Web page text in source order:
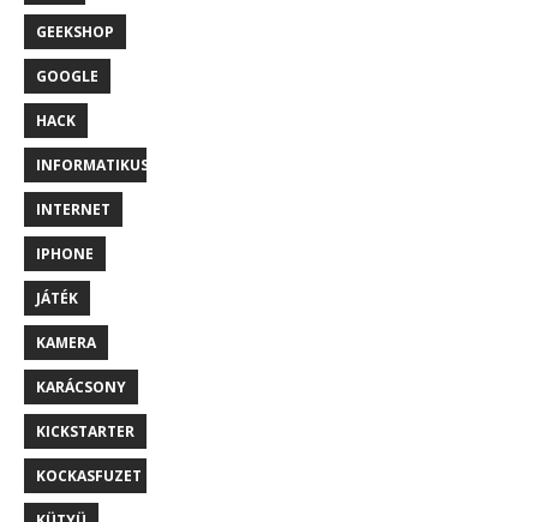
GEEKSHOP
GOOGLE
HACK
INFORMATIKUS
INTERNET
IPHONE
JÁTÉK
KAMERA
KARÁCSONY
KICKSTARTER
KOCKASFUZET